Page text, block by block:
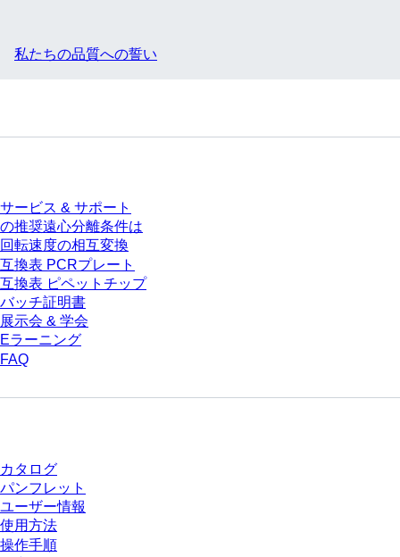
私たちの品質への誓い
サービス & サポート
の推奨遠心分離条件は
回転速度の相互変換
互換表 PCRプレート
互換表 ピペットチップ
バッチ証明書
展示会 & 学会
Eラーニング
FAQ
カタログ
パンフレット
ユーザー情報
使用方法
操作手順